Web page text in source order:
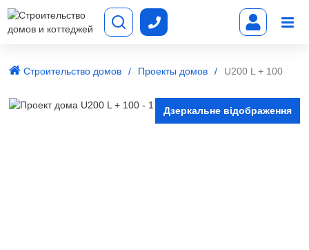
Строительство домов Проекты домов U200 L + 100
Дзеркальне відображення